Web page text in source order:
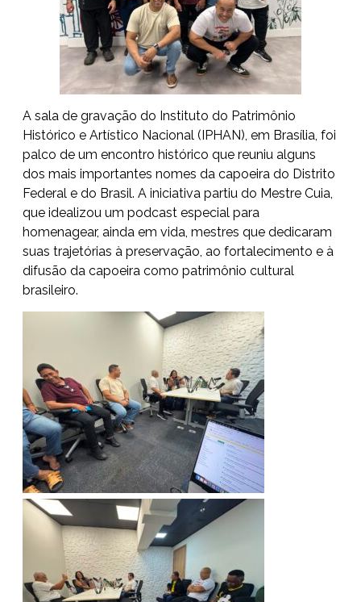
A sala de gravação do Instituto do Patrimônio
Histórico e Artístico Nacional (IPHAN), em Brasília, foi
palco de um encontro histórico que reuniu alguns
dos mais importantes nomes da capoeira do Distrito
Federal e do Brasil. A iniciativa partiu do Mestre Cuia,
que idealizou um podcast especial para
homenagear, ainda em vida, mestres que dedicaram
suas trajetórias à preservação, ao fortalecimento e à
difusão da capoeira como patrimônio cultural
brasileiro.